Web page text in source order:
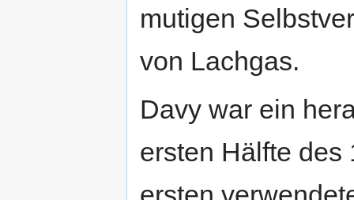
mutigen
von Lachgas.
Davy war ein
ersten Hälfte des